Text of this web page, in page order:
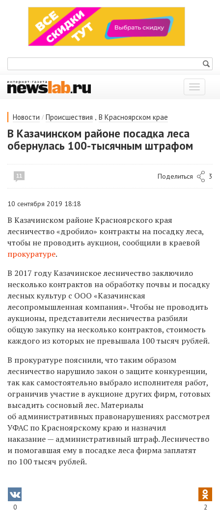
Показать
меню
Новости / Происшествия , В Красноярском крае
В Казачинском районе посадка леса
обернулась 100-тысячным штрафом
11 Поделиться 3
10 сентября 2019 18:18
В Казачинском районе Красноярского края
лесничество «дробило» контракты на посадку леса,
чтобы не проводить аукцион, сообщили в краевой
прокуратуре.
В 2017 году Казачинское лесничество заключило
несколько контрактов на обработку почвы и посадку
лесных культур с ООО «Казачинская
лесопромышленная компания». Чтобы не проводить
аукционы, представители лесничества разбили
общую закупку на несколько контрактов, стоимость
каждого из которых не превышала 100 тысяч рублей.
В прокуратуре пояснили, что таким образом
лесничество нарушило закон о защите конкуренции,
так как самостоятельно выбрало исполнителя работ,
ограничив участие в аукционе других фирм, готовых
высадить сосновый лес. Материалы
об административных правонарушениях рассмотрел
УФАС по Красноярскому краю и назначил
наказание — административный штраф. Лесничество
и помогавшая ему в посадке леса фирма заплатят
по 100 тысяч рублей.
0 2